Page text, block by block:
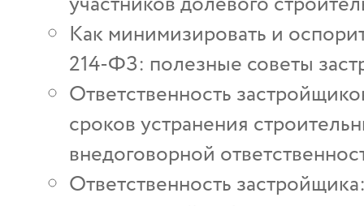
Как минимизировать и
214-ФЗ: полезные советы
Ответственность
сроков устранения
внедоговорной
Ответственность